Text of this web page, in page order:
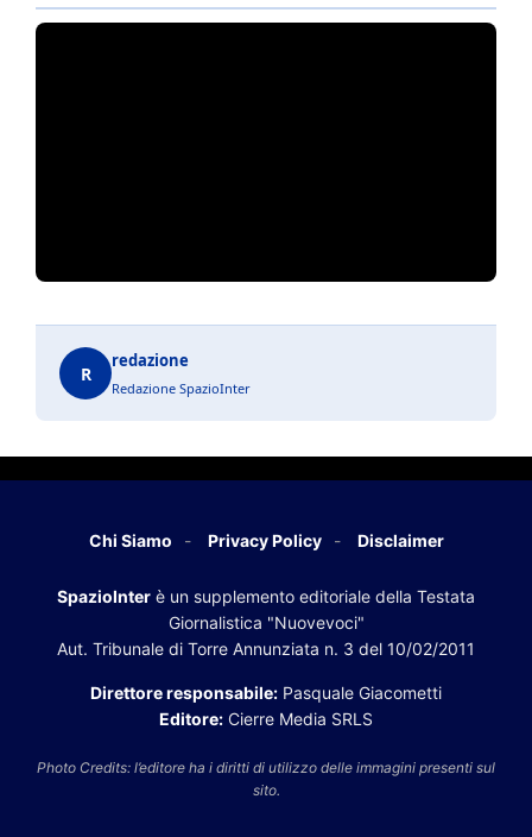
R
redazione
Redazione SpazioInter
Chi Siamo Privacy Policy Disclaimer
SpazioInter è un supplemento editoriale della Testata
Giornalistica "Nuovevoci"
Aut. Tribunale di Torre Annunziata n. 3 del 10/02/2011
Direttore responsabile: Pasquale Giacometti
Editore: Cierre Media SRLS
Photo Credits: l’editore ha i diritti di utilizzo delle immagini presenti sul
sito.